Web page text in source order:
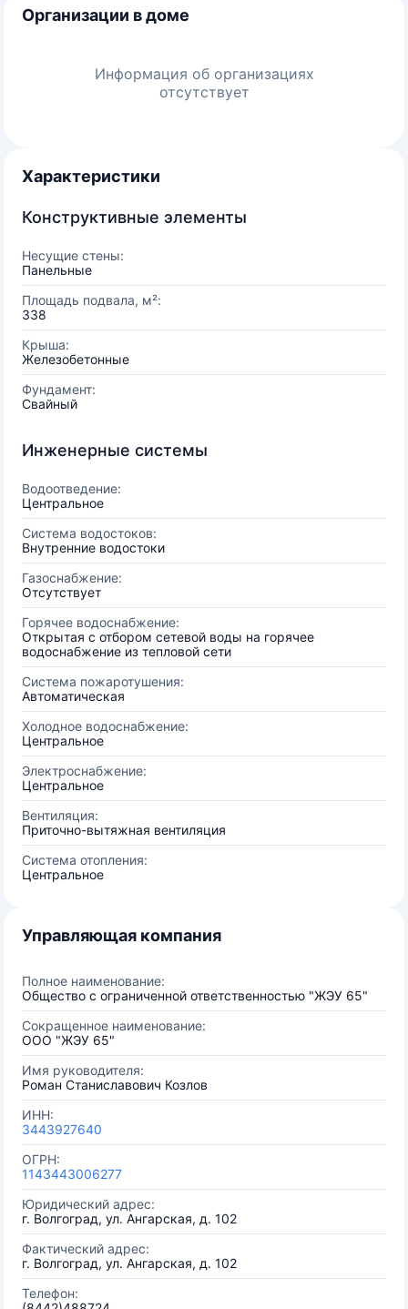
Организации в доме
Информация об организациях
отсутствует
Характеристики
Конструктивные элементы
Несущие стены:
Панельные
Площадь подвала, м²:
338
Крыша:
Железобетонные
Фундамент:
Свайный
Инженерные системы
Водоотведение:
Центральное
Система водостоков:
Внутренние водостоки
Газоснабжение:
Отсутствует
Горячее водоснабжение:
Открытая с отбором сетевой воды на горячее
водоснабжение из тепловой сети
Система пожаротушения:
Автоматическая
Холодное водоснабжение:
Центральное
Электроснабжение:
Центральное
Вентиляция:
Приточно-вытяжная вентиляция
Система отопления:
Центральное
Управляющая компания
Полное наименование:
Общество с ограниченной ответственностью "ЖЭУ 65"
Сокращенное наименование:
ООО "ЖЭУ 65"
Имя руководителя:
Роман Станиславович Козлов
ИНН:
3443927640
ОГРН:
1143443006277
Юридический адрес:
г. Волгоград, ул. Ангарская, д. 102
Фактический адрес:
г. Волгоград, ул. Ангарская, д. 102
Телефон: